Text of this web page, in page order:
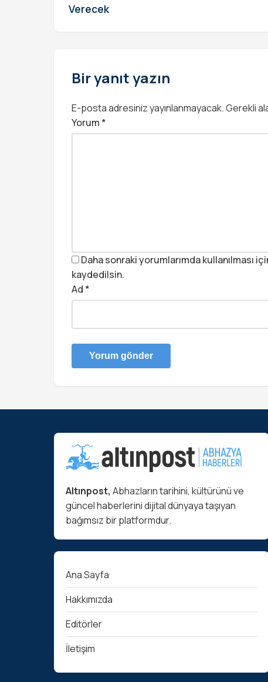
Verecek
Bir yanıt yazın
E-posta adresiniz yayınlanmayacak.Gerekli
Yorum *
Daha sonraki yorumlarımda kullanılması
kaydedilsin.
Ad *
Altınpost, Abhazların tarihini, kültürünü ve
güncel haberlerini dijital dünyaya taşıyan
bağımsız bir platformdur.
Ana Sayfa
Hakkımızda
Editörler
İletişim